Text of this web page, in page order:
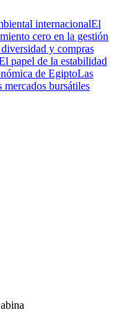
internacionalEl
cero en la gestión
y compras
papel de la estabilidad
de EgiptoLas
mercados bursátiles